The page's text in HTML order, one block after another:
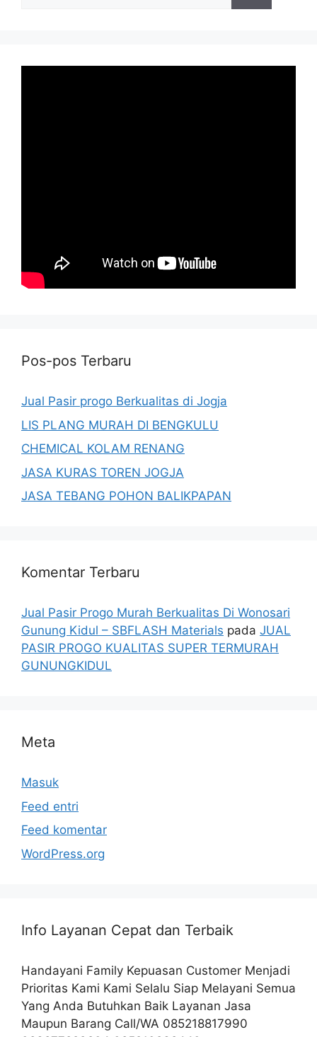
Pos-pos Terbaru
Jual Pasir progo Berkualitas di Jogja
LIS PLANG MURAH DI BENGKULU
CHEMICAL KOLAM RENANG
JASA KURAS TOREN JOGJA
JASA TEBANG POHON BALIKPAPAN
Komentar Terbaru
Jual Pasir Progo Murah Berkualitas Di Wonosari
Gunung Kidul – SBFLASH Materials pada JUAL
PASIR PROGO KUALITAS SUPER TERMURAH
GUNUNGKIDUL
Meta
Masuk
Feed entri
Feed komentar
WordPress.org
Info Layanan Cepat dan Terbaik
Handayani Family Kepuasan Customer Menjadi
Prioritas Kami Kami Selalu Siap Melayani Semua
Yang Anda Butuhkan Baik Layanan Jasa
Maupun Barang Call/WA 085218817990